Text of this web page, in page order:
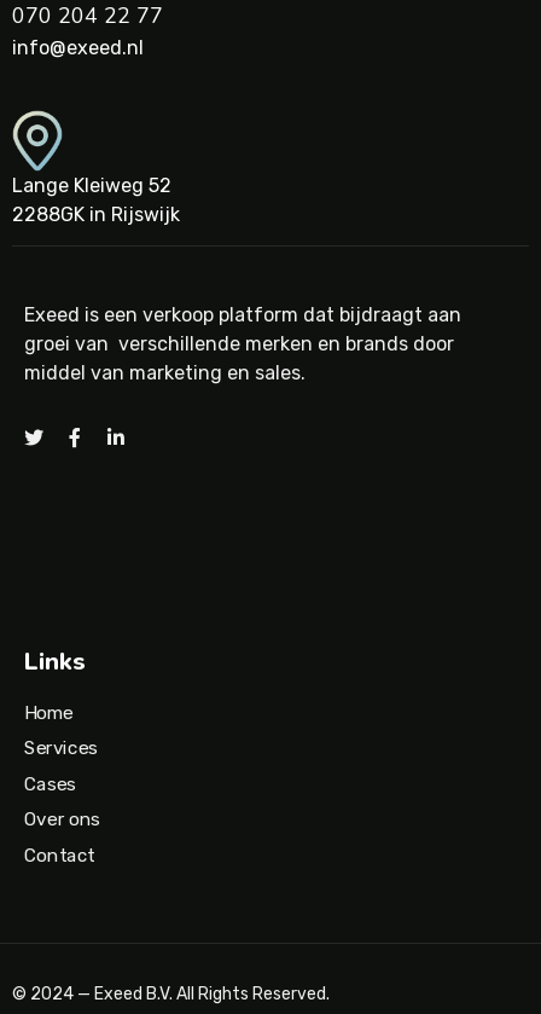
070 204 22 77
info@exeed.nl
Lange Kleiweg 52
2288GK in Rijswijk
Exeed is een verkoop platform dat bijdraagt aan
groei van verschillende merken en brands door
middel van marketing en sales.
Links
Home
Services
Cases
Over ons
Contact
© 2024 — Exeed B.V. All Rights Reserved.